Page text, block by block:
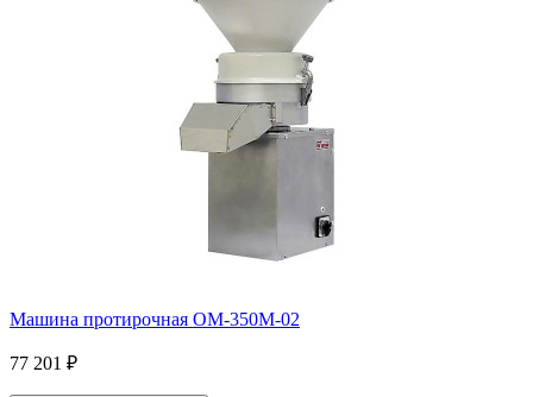
Машина протирочная ОМ-350М-02
77 201 ₽